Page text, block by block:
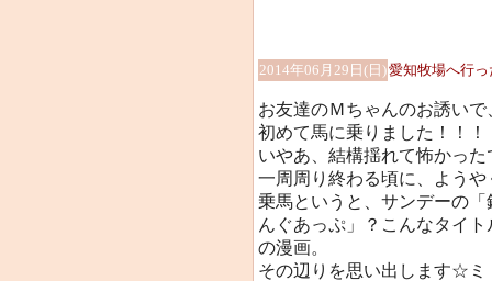
2014年06月29日(日)愛知牧場へ行っ
お友達のＭちゃんのお誘い
初めて馬に乗りました！！！
いやあ、結構揺れて怖かった
一周周り終わる頃に、よう
乗馬というと、サンデーの
んぐあっぷ」？こんなタイ
の漫画。
その辺りを思い出します☆ミ